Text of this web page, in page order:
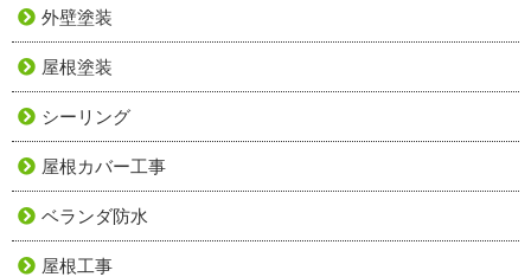
外壁塗装
屋根塗装
シーリング
屋根カバー工事
ベランダ防水
屋根工事